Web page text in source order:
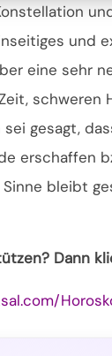
und
eine sehr
schweren
gesagt,
erschaffen
bleibt
Dann